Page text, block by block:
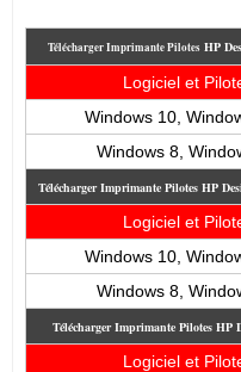
Télécharger Imprimante Pilotes HP
Logiciel et
Windows 10,
Windows 8,
Télécharger Imprimante Pilotes HP
Logiciel et
Windows 10,
Windows 8,
Télécharger Imprimante Pilotes
Logiciel et